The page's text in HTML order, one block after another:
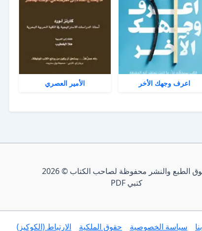
اعرف وجهك الأخر الأمير العصري
حقوق الطبع والنشر محفوظة لصاحب الكتاب © 2026
كتبي PDF
سياسة الخصوصية حقوق الملكية الارتباط (الكوكيز)